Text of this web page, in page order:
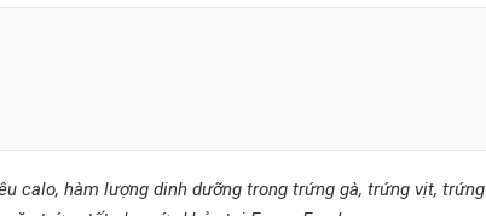
calo, hàm lượng dinh dưỡng trong trứng gà, trứng vịt,